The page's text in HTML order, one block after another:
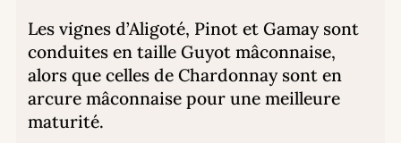
Les vignes d’Aligoté, Pinot et Gamay sont
conduites en taille Guyot mâconnaise,
alors que celles de Chardonnay sont en
arcure mâconnaise pour une meilleure
maturité.